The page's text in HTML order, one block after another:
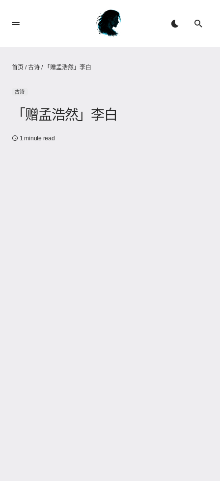
首页 /古诗 / 「赠孟浩然」李白
古诗
「赠孟浩然」李白
1 minute read